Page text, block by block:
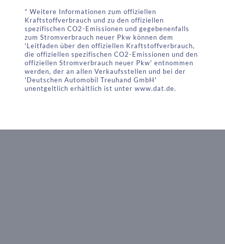
* Weitere Informationen zum offiziellen
Kraftstoffverbrauch und zu den offiziellen
spezifischen CO2-Emissionen und gegebenenfalls
zum Stromverbrauch neuer Pkw können dem
'Leitfaden über den offiziellen Kraftstoffverbrauch,
die offiziellen spezifischen CO2-Emissionen und den
offiziellen Stromverbrauch neuer Pkw' entnommen
werden, der an allen Verkaufsstellen und bei der
'Deutschen Automobil Treuhand GmbH'
unentgeltlich erhältlich ist unter www.dat.de.